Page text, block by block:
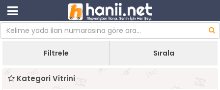
Filtrele Sırala
Kategori Vitrini